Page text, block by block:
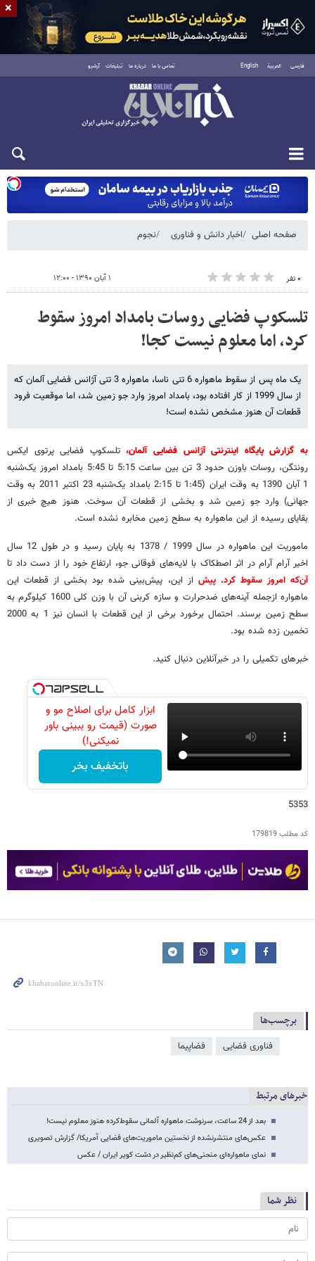
فارسی العربية English تماس با ما درباره ما تبلیغات آرشیو
شنبه ۱۷ مرداد ۱۴۰۵
صفحه اصلی اخبار دانش و فناوری نجوم
۰ نفر ۱ آبان ۱۳۹۰ - ۱۲:۰۰
تلسکوپ فضایی روسات بامداد امروز سقوط
کرد، اما معلوم نیست کجا!
یک ماه پس از سقوط ماهواره 6 تنی ناسا، ماهواره 3 تنی آژانس فضایی آلمان که
از سال 1999 از کار افتاده بود، بامداد امروز وارد جو زمین شد، اما موقعیت فرود
قطعات آن هنوز مشخص نشده است!
به گزارش پایگاه اینترنتی آژانس فضایی آلمان،تلسکوپ فضایی پرتوی ایکس
رونتگن، روسات باوزن حدود 3 تن بین ساعت 5:15 تا 5:45 بامداد امروز یک‌شنبه
1 آبان 1390 به وقت ایران (1:45 تا 2:15 بامداد یک‌شنبه 23 اکتبر 2011 به وقت
جهانی) وارد جو زمین شد و بخشی از قطعات آن سوخت. هنوز هیچ خبری از
بقایای رسیده از این ماهواره به سطح زمین مخابره نشده است.
ماموریت این ماهواره در سال 1999 / 1378 به پایان رسید و در طول 12 سال
اخیر آرام آرام در اثر اصطکاک با لایه‌های فوقانی جو، ارتفاع خود را از دست داد تا
آن‌که امروز سقوط کرد. پیش از این، پیش‌بینی شده بود بخشی از قطعات این
ماهواره ازجمله آینه‌های ضدحرارت و سازه کربنی آن با وزن کلی 1600 کیلوگرم به
سطح زمین برسند. احتمال برخورد برخی از این قطعات با انسان نیز 1 به 2000
تخمین زده شده بود.
خبرهای تکمیلی را در خبرآنلاین دنبال کنید.
ابزار کامل برای اصلاح مو و
صورت (قیمت رو ببینی باور
نمیکنی!)
باتخفیف بخر
5353
کد مطلب179819
برچسب‌ها
فناوری فضایی فضاپیما
خبرهای مرتبط
بعد از 24 ساعت، سرنوشت ماهواره آلمانی سقوط‌کرده هنوز معلوم نیست!
عکس‌های منتشرنشده از نخستین ماموریت‌های فضایی آمریکا/ گزارش تصویری
نمای ماهواره‌ای منحنی‌های کم‌نظیر در دشت کویر ایران / عکس
نظر شما
×